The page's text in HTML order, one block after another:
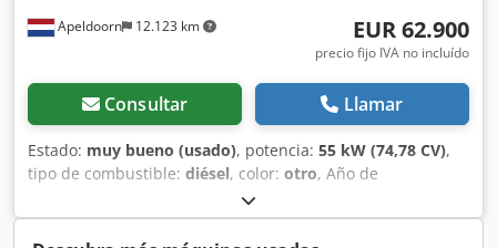
Apeldoorn 12.123 km EUR 62.900
precio fijo IVA no incluído
Consultar Llamar
Estado: muy bueno (usado), potencia: 55 kW (74,78 CV),
tipo de combustible: diésel, color: otro, Año de
, horas de funcionamiento:
Equipamiento:aire acondicionado, Información técnica
Número de cilindros: 4 Cilindrada del motor: 2.400 cc Tipo